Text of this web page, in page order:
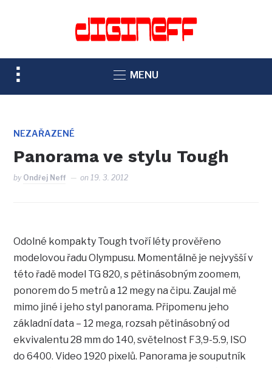
TOGGLE
SIDEBAR
NAVIGATION
MENU
NEZAŘAZENÉ
Panorama ve stylu Tough
by Ondřej Neff on19. 3. 2012
Odolné kompakty Tough tvoří léty prověřeno
modelovou řadu Olympusu. Momentálně je nejvyšší v
této řadě model TG 820, s pětinásobným zoomem,
ponorem do 5 metrů a 12 megy na čipu. Zaujal mě
mimo jiné i jeho styl panorama. Připomenu jeho
základní data – 12 mega, rozsah pětinásobný od
ekvivalentu 28 mm do 140, světelnost F3,9-5.9, ISO
do 6400. Video 1920 pixelů. Panorama je souputník